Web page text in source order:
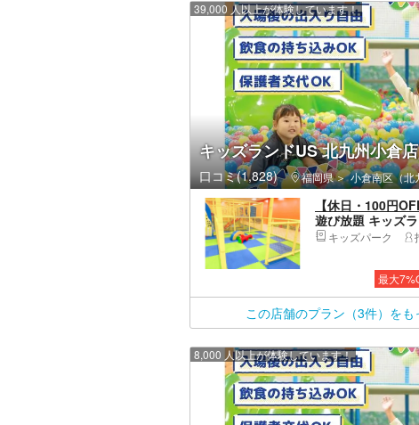
キッズランドUS 北九州小倉店
口コミ(1,828) 福岡県 小倉南区（北
39,000 人以上が体験しています！
【休日・100円
遊び放題 キッズ
小倉店
キッズパーク
最大7
この店舗のプラン（3件）をも
8,000 人以上が体験しています！